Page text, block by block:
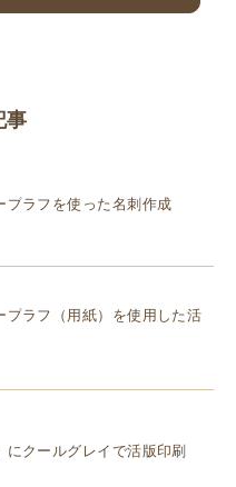
事
プラフを使った名刺作成
プラフ（用紙）を使用した活
クールグレイで活版印刷